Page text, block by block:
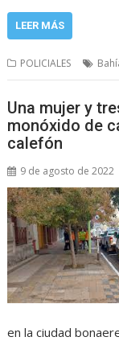
LEER MÁS
POLICIALES
Una mujer y
monóxido de
calefón
9 de agosto de 2022
en la ciudad